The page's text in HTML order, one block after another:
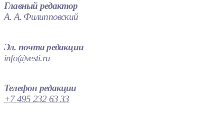
Главный редактор
А. А. Филипповский
Эл. почта редакции
info@vesti.ru
Телефон редакции
+7 495 232 63 33